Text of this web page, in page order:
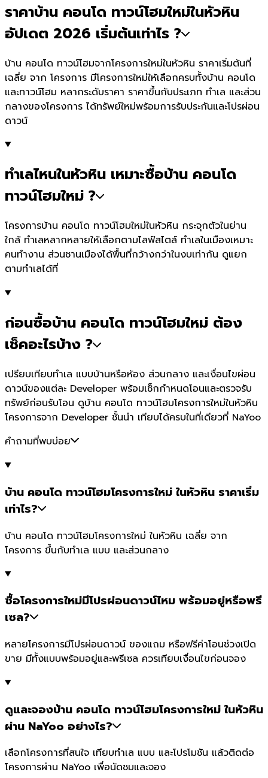
ราคาบ้าน คอนโด ทาวน์โฮมใหม่ในหัวหิน
อัปเดต 2026 เริ่มต้นเท่าไร ?
บ้าน คอนโด ทาวน์โฮมจากโครงการใหม่ในหัวหิน ราคาเริ่มต้นที่
เฉลี่ย จาก โครงการ มีโครงการใหม่ให้เลือกครบทั้งบ้าน คอนโด
และทาวน์โฮม หลากระดับราคา ราคาขึ้นกับประเภท ทำเล และส่วน
กลางของโครงการ ได้ทรัพย์ใหม่พร้อมการรับประกันและโปรผ่อน
ดาวน์
ทำเลไหนในหัวหิน เหมาะซื้อบ้าน คอนโด
ทาวน์โฮมใหม่ ?
โครงการบ้าน คอนโด ทาวน์โฮมใหม่ในหัวหิน กระจุกตัวในย่าน
ใกล้ ทำเลหลากหลายให้เลือกตามไลฟ์สไตล์ ทำเลในเมืองเหมาะ
คนทำงาน ส่วนชานเมืองได้พื้นที่กว้างกว่าในงบเท่ากัน ดูแยก
ตามทำเลได้ที่
ก่อนซื้อบ้าน คอนโด ทาวน์โฮมใหม่ ต้อง
เช็คอะไรบ้าง ?
เปรียบเทียบทำเล แบบบ้านหรือห้อง ส่วนกลาง และเงื่อนไขผ่อน
ดาวน์ของแต่ละ Developer พร้อมเช็กกำหนดโอนและตรวจรับ
ทรัพย์ก่อนรับโอน ดูบ้าน คอนโด ทาวน์โฮมโครงการใหม่ในหัวหิน
โครงการจาก Developer ชั้นนำ เทียบได้ครบในที่เดียวที่ NaYoo
คำถามที่พบบ่อย
บ้าน คอนโด ทาวน์โฮมโครงการใหม่ ในหัวหิน ราคาเริ่ม
เท่าไร?
บ้าน คอนโด ทาวน์โฮมโครงการใหม่ ในหัวหิน เฉลี่ย จาก
โครงการ ขึ้นกับทำเล แบบ และส่วนกลาง
ซื้อโครงการใหม่มีโปรผ่อนดาวน์ไหม พร้อมอยู่หรือพรี
เซล?
หลายโครงการมีโปรผ่อนดาวน์ ของแถม หรือฟรีค่าโอนช่วงเปิด
ขาย มีทั้งแบบพร้อมอยู่และพรีเซล ควรเทียบเงื่อนไขก่อนจอง
ดูและจองบ้าน คอนโด ทาวน์โฮมโครงการใหม่ ในหัวหิน
ผ่าน NaYoo อย่างไร?
เลือกโครงการที่สนใจ เทียบทำเล แบบ และโปรโมชัน แล้วติดต่อ
โครงการผ่าน NaYoo เพื่อนัดชมและจอง